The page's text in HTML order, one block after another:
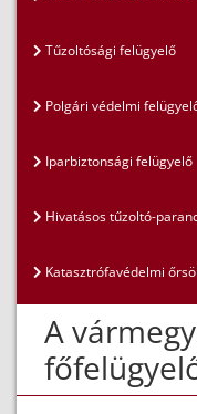
Tűzoltósági felügyelő
Polgári védelmi
Iparbiztonsági felügyelő
Hivatásos tűzoltó-
Katasztrófavédelmi
A